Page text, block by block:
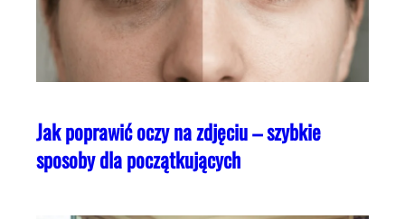
Jak poprawić oczy na zdjęciu – szybkie
sposoby dla początkujących